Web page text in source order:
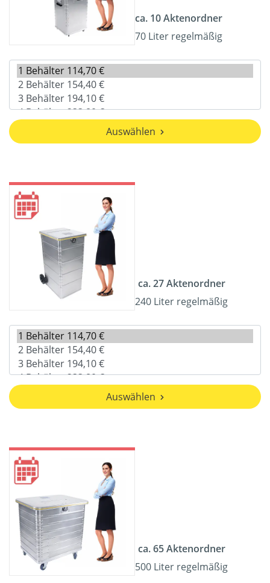
ca. 10 Aktenordner
70 Liter regelmäßig
Auswählen
ca. 27 Aktenordner
240 Liter regelmäßig
Auswählen
ca. 65 Aktenordner
500 Liter regelmäßig